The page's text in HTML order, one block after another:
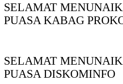
SELAMAT
PUASA KABAG
SELAMAT
PUASA DISKOMINFO